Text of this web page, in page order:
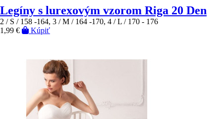
Legíny s lurexovým vzorom Riga 20 Den
2 / S / 158 -164, 3 / M / 164 -170, 4 / L / 170 - 176
1,99 €
Kúpiť